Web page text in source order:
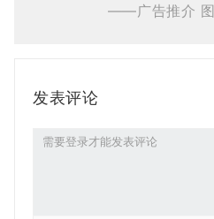
——广告推介
发表评论